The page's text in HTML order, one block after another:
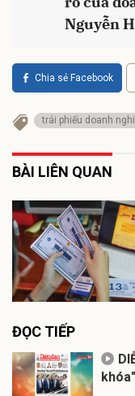
Nguyễn
Chia sẻ Facebook
trái phiếu doanh
BÀI LIÊN QUAN
ĐỌC TIẾP